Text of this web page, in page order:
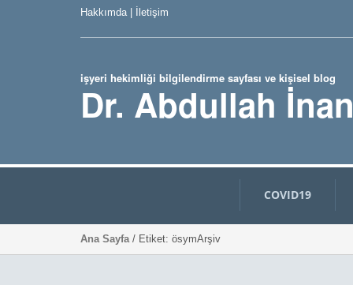
Hakkımda| İletişim
işyeri hekimliği bilgilendirme sayfası ve kişisel blog
Dr. Abdullah İnan
COVID19
Ana Sayfa/ Etiket: ösymArşiv